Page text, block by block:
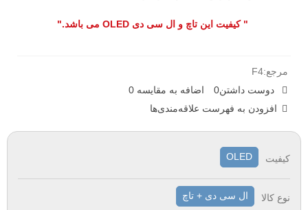
" کیفیت این تاچ و ال سی دی OLED می باشد."
مرجع:F4
دوست داشتن0 اضافه به مقایسه 0
افزودن به فهرست علاقه‌مندی‌ها
کیفیت OLED
نوع کالا ال سی دی + تاچ